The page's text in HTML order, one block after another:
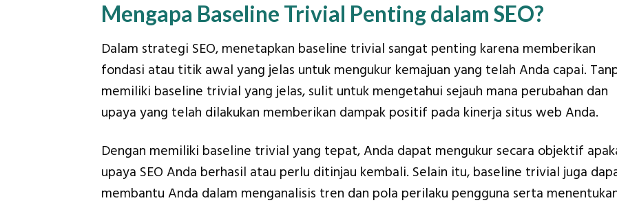
Mengapa Baseline Trivial Penting dalam SEO?
Dalam strategi SEO, menetapkan baseline trivial sangat penting karena memberikan
fondasi atau titik awal yang jelas untuk mengukur kemajuan yang telah Anda capai.
memiliki baseline trivial yang jelas, sulit untuk mengetahui sejauh mana perubahan dan
upaya yang telah dilakukan memberikan dampak positif pada kinerja situs web Anda.
Dengan memiliki baseline trivial yang tepat, Anda dapat mengukur secara objektif
upaya SEO Anda berhasil atau perlu ditinjau kembali. Selain itu, baseline trivial juga
membantu Anda dalam menganalisis tren dan pola perilaku pengguna serta